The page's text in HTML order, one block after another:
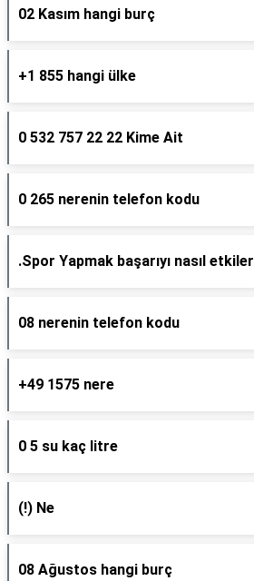
02 Kasım hangi burç
+1 855 hangi ülke
0 532 757 22 22 Kime Ait
0 265 nerenin telefon kodu
.Spor Yapmak başarıyı nasıl etkiler
08 nerenin telefon kodu
+49 1575 nere
0 5 su kaç litre
(!) Ne
08 Ağustos hangi burç